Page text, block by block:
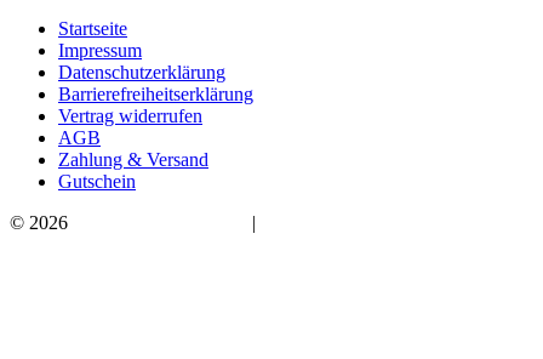
Startseite
Impressum
Datenschutzerklärung
Barrierefreiheitserklärung
Vertrag widerrufen
AGB
Zahlung & Versand
Gutschein
© 2026
|